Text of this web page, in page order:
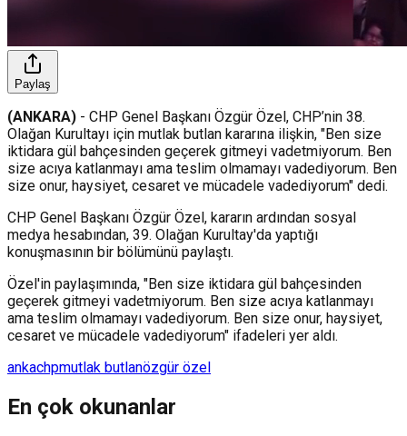
Paylaş
(ANKARA) - CHP Genel Başkanı Özgür Özel, CHP’nin 38.
Olağan Kurultayı için mutlak butlan kararına ilişkin, "Ben size
iktidara gül bahçesinden geçerek gitmeyi vadetmiyorum. Ben
size acıya katlanmayı ama teslim olmamayı vadediyorum. Ben
size onur, haysiyet, cesaret ve mücadele vadediyorum" dedi.
CHP Genel Başkanı Özgür Özel, kararın ardından sosyal
medya hesabından, 39. Olağan Kurultay'da yaptığı
konuşmasının bir bölümünü paylaştı.
Özel'in paylaşımında, "Ben size iktidara gül bahçesinden
geçerek gitmeyi vadetmiyorum. Ben size acıya katlanmayı
ama teslim olmamayı vadediyorum. Ben size onur, haysiyet,
cesaret ve mücadele vadediyorum" ifadeleri yer aldı.
ankachpmutlak butlanözgür özel
En çok okunanlar